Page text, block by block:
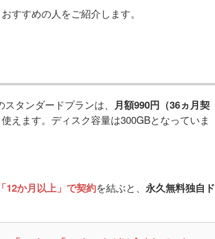
すすめの人をご紹介します。
タンダードプランは、
月額990円（36ヵ月契
使えます。ディスク容量は300GBとなっていま
12か月以上」で契約を結ぶと、 永久無料独自ド